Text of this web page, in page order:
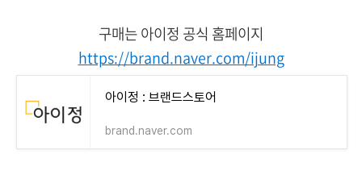
구매는 아이정 공식 홈페이지
https://brand.naver.com/ijung
아이정 : 브랜드스토어
brand.naver.com